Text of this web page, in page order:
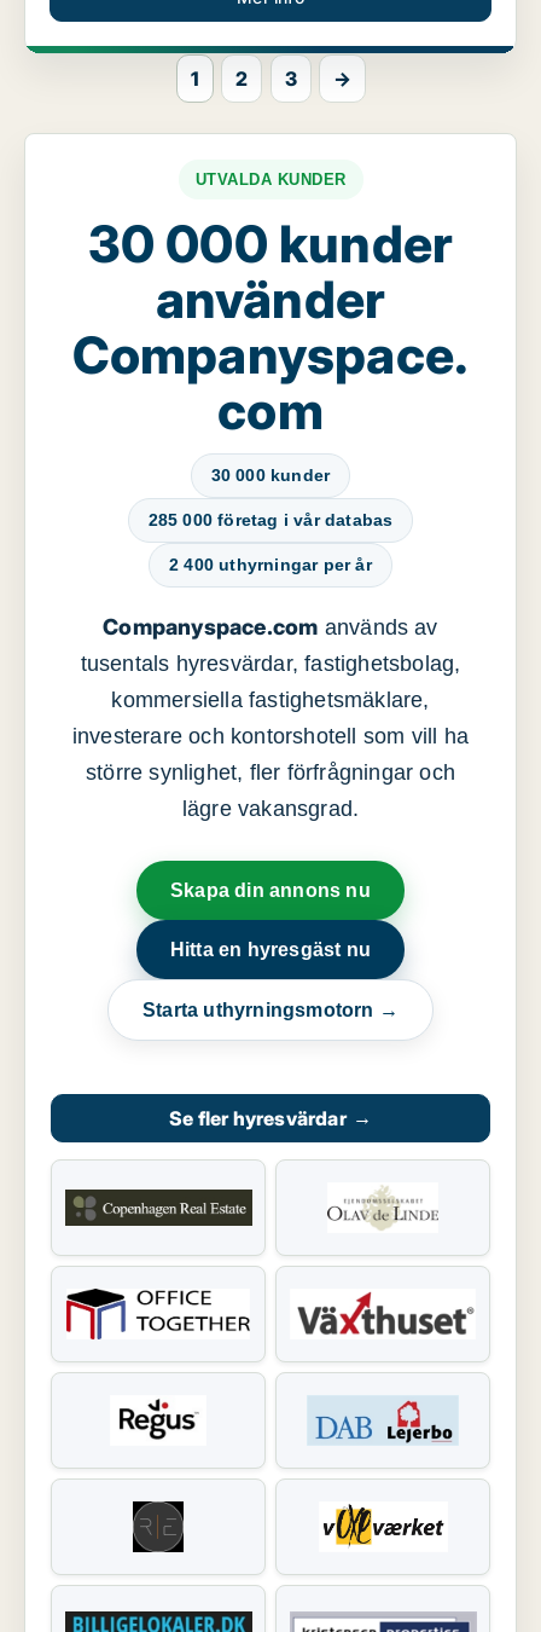
1 2 3 →
UTVALDA KUNDER
30 000 kunder
använder
Companyspace.
com
30 000 kunder
285 000 företag i vår databas
2 400 uthyrningar per år
Companyspace.com används av
tusentals hyresvärdar, fastighetsbolag,
kommersiella fastighetsmäklare,
investerare och kontorshotell som vill ha
större synlighet, fler förfrågningar och
lägre vakansgrad.
Skapa din annons nu
Hitta en hyresgäst nu
Starta uthyrningsmotorn →
Se fler hyresvärdar →